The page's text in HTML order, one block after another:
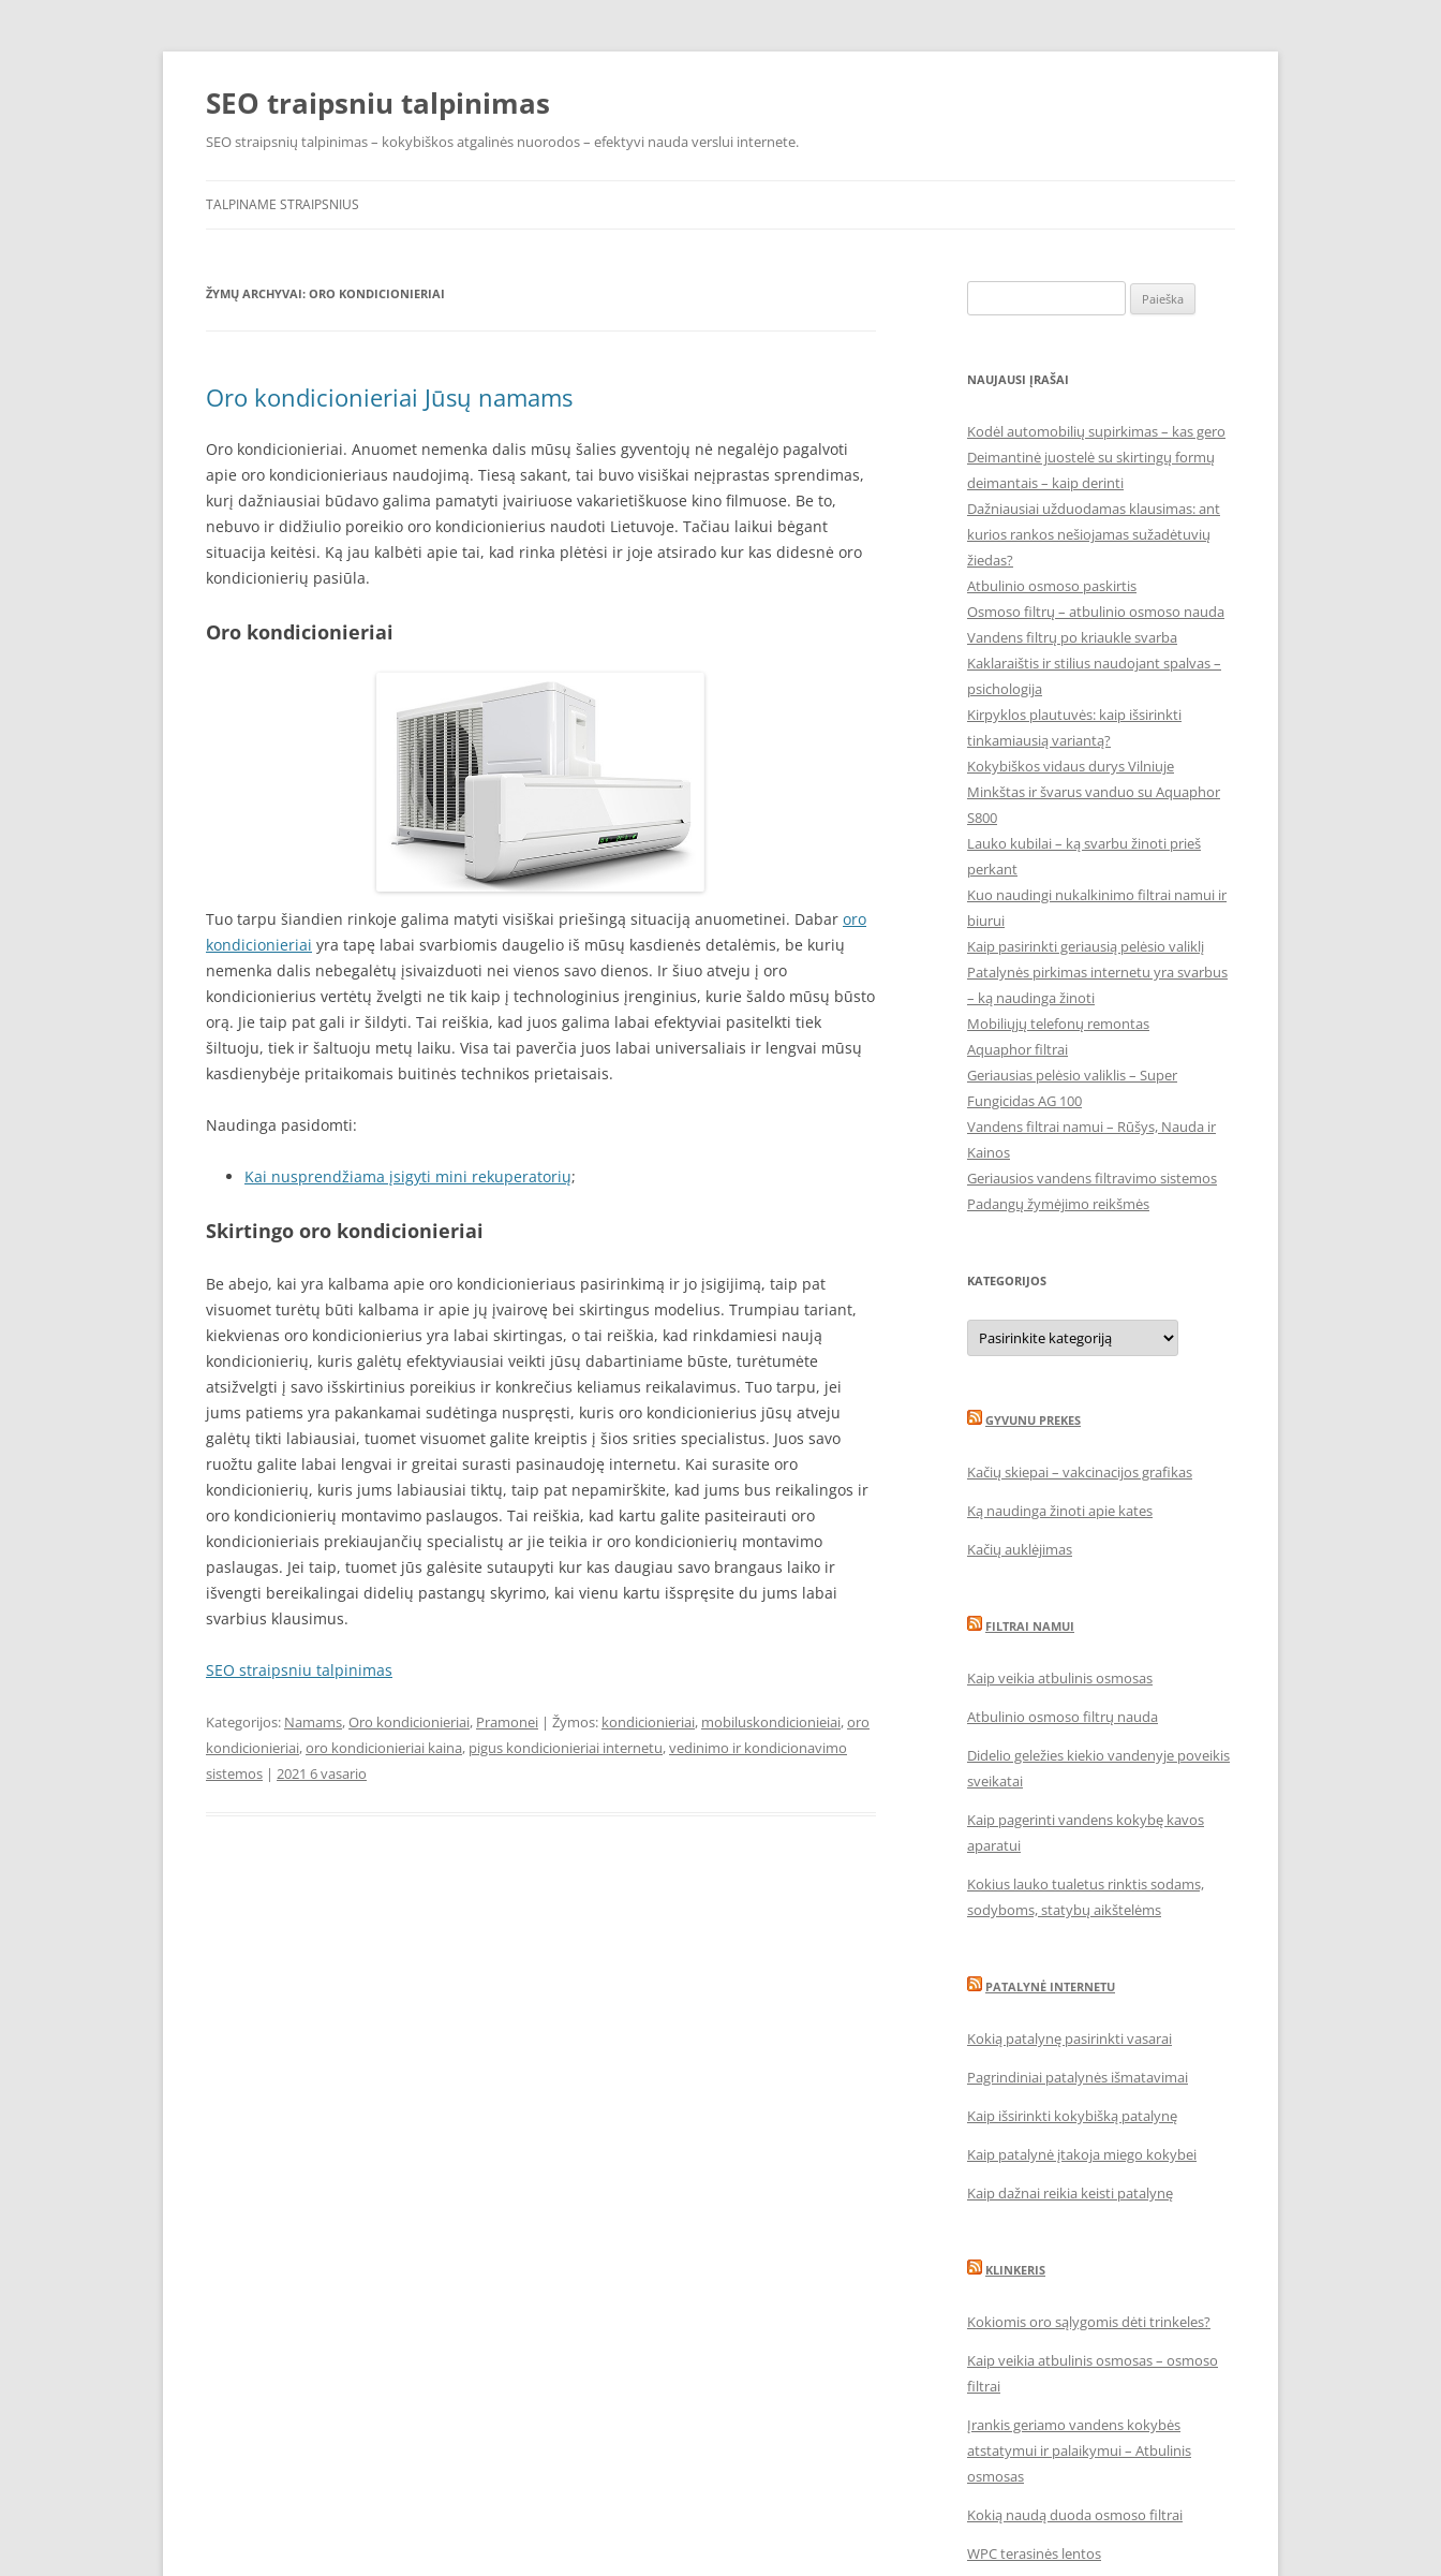
Pereiti
SEO traipsniu talpinimas
SEO straipsnių talpinimas – kokybiškos atgalinės nuorodos – efektyvi nauda verslui internete.
TALPINAME STRAIPSNIUS
ŽYMŲ ARCHYVAI: ORO KONDICIONIERIAI
Oro kondicionieriai Jūsų namams
Oro kondicionieriai. Anuomet nemenka dalis mūsų šalies gyventojų nė negalėjo pagalvoti
apie oro kondicionieriaus naudojimą. Tiesą sakant, tai buvo visiškai neįprastas sprendimas,
kurį dažniausiai būdavo galima pamatyti įvairiuose vakarietiškuose kino filmuose. Be to,
nebuvo ir didžiulio poreikio oro kondicionierius naudoti Lietuvoje. Tačiau laikui bėgant
situacija keitėsi. Ką jau kalbėti apie tai, kad rinka plėtėsi ir joje atsirado kur kas didesnė oro
kondicionierių pasiūla.
Oro kondicionieriai
Tuo tarpu šiandien rinkoje galima matyti visiškai priešingą situaciją anuometinei. Dabar oro
kondicionieriai yra tapę labai svarbiomis daugelio iš mūsų kasdienės detalėmis, be kurių
nemenka dalis nebegalėtų įsivaizduoti nei vienos savo dienos. Ir šiuo atveju į oro
kondicionierius vertėtų žvelgti ne tik kaip į technologinius įrenginius, kurie šaldo mūsų būsto
orą. Jie taip pat gali ir šildyti. Tai reiškia, kad juos galima labai efektyviai pasitelkti tiek
šiltuoju, tiek ir šaltuoju metų laiku. Visa tai paverčia juos labai universaliais ir lengvai mūsų
kasdienybėje pritaikomais buitinės technikos prietaisais.
Naudinga pasidomti:
Kai nusprendžiama įsigyti mini rekuperatorių;
Skirtingo oro kondicionieriai
Be abejo, kai yra kalbama apie oro kondicionieriaus pasirinkimą ir jo įsigijimą, taip pat
visuomet turėtų būti kalbama ir apie jų įvairovę bei skirtingus modelius. Trumpiau tariant,
kiekvienas oro kondicionierius yra labai skirtingas, o tai reiškia, kad rinkdamiesi naują
kondicionierių, kuris galėtų efektyviausiai veikti jūsų dabartiniame būste, turėtumėte
atsižvelgti į savo išskirtinius poreikius ir konkrečius keliamus reikalavimus. Tuo tarpu, jei
jums patiems yra pakankamai sudėtinga nuspręsti, kuris oro kondicionierius jūsų atveju
galėtų tikti labiausiai, tuomet visuomet galite kreiptis į šios srities specialistus. Juos savo
ruožtu galite labai lengvai ir greitai surasti pasinaudoję internetu. Kai surasite oro
kondicionierių, kuris jums labiausiai tiktų, taip pat nepamirškite, kad jums bus reikalingos ir
oro kondicionierių montavimo paslaugos. Tai reiškia, kad kartu galite pasiteirauti oro
kondicionieriais prekiaujančių specialistų ar jie teikia ir oro kondicionierių montavimo
paslaugas. Jei taip, tuomet jūs galėsite sutaupyti kur kas daugiau savo brangaus laiko ir
išvengti bereikalingai didelių pastangų skyrimo, kai vienu kartu išspręsite du jums labai
svarbius klausimus.
SEO straipsniu talpinimas
Kategorijos: Namams,Oro kondicionieriai, Pramonei | Žymos: kondicionieriai, mobiluskondicionieiai,oro
kondicionieriai,oro kondicionieriai kaina, pigus kondicionieriai internetu,vedinimo ir kondicionavimo
sistemos | 2021 6 vasario
NAUJAUSI ĮRAŠAI
Kodėl automobilių supirkimas – kas gero
Deimantinė juostelė su skirtingų formų
deimantais – kaip derinti
Dažniausiai užduodamas klausimas: ant
kurios rankos nešiojamas sužadėtuvių
žiedas?
Atbulinio osmoso paskirtis
Osmoso filtrų – atbulinio osmoso nauda
Vandens filtrų po kriaukle svarba
Kaklaraištis ir stilius naudojant spalvas –
psichologija
Kirpyklos plautuvės: kaip išsirinkti
tinkamiausią variantą?
Kokybiškos vidaus durys Vilniuje
Minkštas ir švarus vanduo su Aquaphor
S800
Lauko kubilai – ką svarbu žinoti prieš
perkant
Kuo naudingi nukalkinimo filtrai namui ir
biurui
Kaip pasirinkti geriausią pelėsio valiklį
Patalynės pirkimas internetu yra svarbus
– ką naudinga žinoti
Mobiliųjų telefonų remontas
Aquaphor filtrai
Geriausias pelėsio valiklis – Super
Fungicidas AG 100
Vandens filtrai namui – Rūšys, Nauda ir
Kainos
Geriausios vandens filtravimo sistemos
Padangų žymėjimo reikšmės
KATEGORIJOS
Kategorijos
GYVUNU PREKES
Kačių skiepai – vakcinacijos grafikas
Ką naudinga žinoti apie kates
Kačių auklėjimas
FILTRAI NAMUI
Kaip veikia atbulinis osmosas
Atbulinio osmoso filtrų nauda
Didelio geležies kiekio vandenyje poveikis
sveikatai
Kaip pagerinti vandens kokybę kavos
aparatui
Kokius lauko tualetus rinktis sodams,
sodyboms, statybų aikštelėms
PATALYNĖ INTERNETU
Kokią patalynę pasirinkti vasarai
Pagrindiniai patalynės išmatavimai
Kaip išsirinkti kokybišką patalynę
Kaip patalynė įtakoja miego kokybei
Kaip dažnai reikia keisti patalynę
KLINKERIS
Kokiomis oro sąlygomis dėti trinkeles?
Kaip veikia atbulinis osmosas – osmoso
filtrai
Įrankis geriamo vandens kokybės
atstatymui ir palaikymui – Atbulinis
osmosas
Kokią naudą duoda osmoso filtrai
WPC terasinės lentos